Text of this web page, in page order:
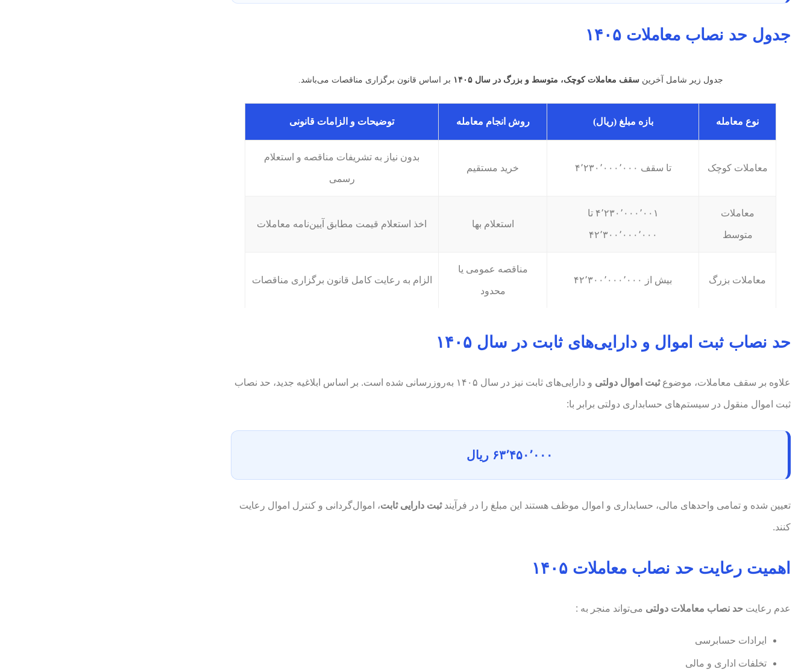
جدول حد نصاب معاملات ۱۴۰۵
جدول زیر شامل آخرین سقف معاملات کوچک، متوسط و بزرگ در سال ۱۴۰۵ بر اساس قانون برگزاری مناقصات می‌باشد.
نوع معامله بازه مبلغ (ریال) روش انجام معامله توضیحات و الزامات قانونی
معاملات کوچک تا سقف ۴٬۲۳۰٬۰۰۰٬۰۰۰ خرید مستقیم
بدون نیاز به تشریفات مناقصه و استعلام
رسمی
معاملات
متوسط
۴٬۲۳۰٬۰۰۰٬۰۰۱ تا
۴۲٬۳۰۰٬۰۰۰٬۰۰۰
استعلام بها اخذ استعلام قیمت مطابق آیین‌نامه معاملات
معاملات بزرگ بیش از ۴۲٬۳۰۰٬۰۰۰٬۰۰۰
مناقصه عمومی یا
محدود
الزام به رعایت کامل قانون برگزاری مناقصات
حد نصاب ثبت اموال و دارایی‌های ثابت در سال ۱۴۰۵
علاوه بر سقف معاملات، موضوعثبت اموال دولتی و دارایی‌های ثابت نیز در سال ۱۴۰۵ به‌روزرسانی شده است. بر اساس ابلاغیه جدید، حد نصاب
ثبت اموال منقول در سیستم‌های حسابداری دولتی برابر با:
۶۳٬۴۵۰٬۰۰۰ ریال
تعیین شده و تمامی واحدهای مالی، حسابداری و اموال موظف هستند این مبلغ را در فرآیندثبت دارایی ثابت، اموال‌گردانی و کنترل اموال رعایت
کنند.
اهمیت رعایت حد نصاب معاملات ۱۴۰۵
عدم رعایت حد نصاب معاملات دولتی می‌تواند منجر به :
ایرادات حسابرسی
تخلفات اداری و مالی